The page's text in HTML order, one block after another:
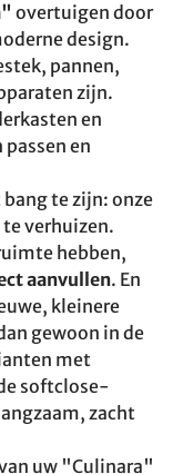
overtuigen door
design.
pannen,
zijn.
en
en
te zijn: onze
verhuizen.
hebben,
aanvullen. En
kleinere
gewoon in de
met
softclose-
zacht
uw "Culinara"